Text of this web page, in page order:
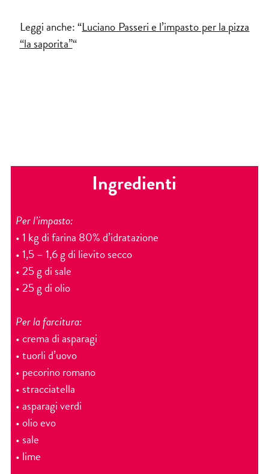
Leggi anche: “Luciano Passeri e l’impasto per la pizza
“la saporita”“
Ingredienti
Per l’impasto:
• 1 kg di farina 80% d’idratazione
• 1,5 – 1,6 g di lievito secco
• 25 g di sale
• 25 g di olio
Per la farcitura:
• crema di asparagi
• tuorli d’uovo
• pecorino romano
• stracciatella
• asparagi verdi
• olio evo
• sale
• lime